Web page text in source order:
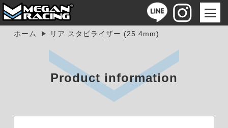
ホーム リア スタビライザー (25.4mm)
Product information